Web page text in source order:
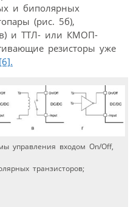
и биполярных
(рис. 5б),
и ТТЛ- или КМОП-
резисторы уже
[6].
управления входом On/Off,
транзисторов;